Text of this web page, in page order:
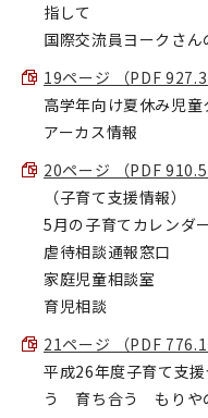
指して
国際交流員ヨークさん
19ページ （PDF
高学年向け夏休み児
アーカス情報
20ページ （PDF
（子育て支援情報）
5月の子育てカレンダ
虐待相談通報窓口
家庭児童相談室
育児相談
21ページ （PDF
平成26年度子育て支
う 育ち合う もりや